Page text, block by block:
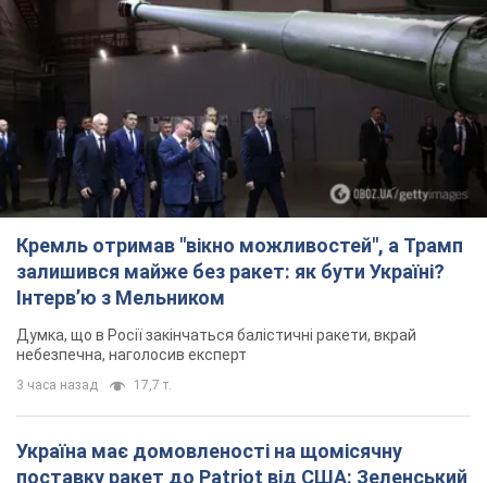
Кремль отримав "вікно можливостей", а Трамп
залишився майже без ракет: як бути Україні?
Інтерв’ю з Мельником
Думка, що в Росії закінчаться балістичні ракети, вкрай
небезпечна, наголосив експерт
3 часа назад 17,7 т.
Україна має домовленості на щомісячну
поставку ракет до Patriot від США: Зеленський